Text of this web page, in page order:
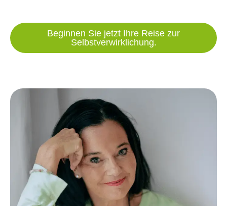
Beginnen Sie jetzt Ihre Reise zur
Selbstverwirklichung.